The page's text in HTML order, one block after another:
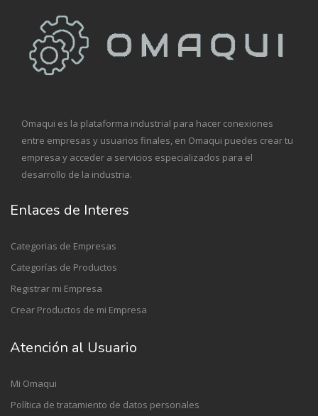
Omaqui es la plataforma industrial para hacer conexiones
entre empresas y usuarios finales, en Omaqui puedes crear tu
empresa y acceder a servicios especializados para el
desarrollo de la industria.
Enlaces de Interes
Categorias de Empresas
Categorías de Productos
Registrar mi Empresa
Crear Productos de mi Empresa
Atención al Usuario
Mi Omaqui
Política de tratamiento de datos personales